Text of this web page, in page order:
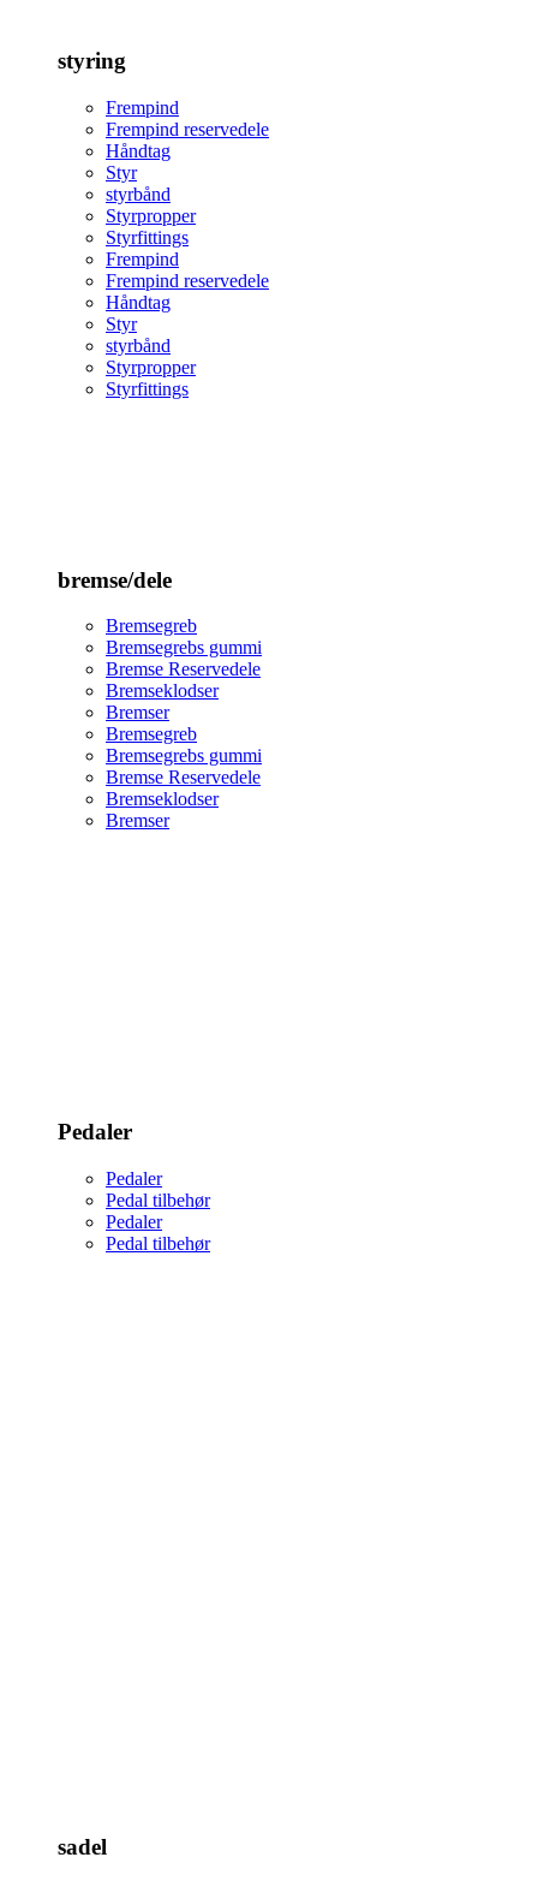
styring
Frempind
Frempind reservedele
Håndtag
Styr
styrbånd
Styrpropper
Styrfittings
Frempind
Frempind reservedele
Håndtag
Styr
styrbånd
Styrpropper
Styrfittings
bremse/dele
Bremsegreb
Bremsegrebs gummi
Bremse Reservedele
Bremseklodser
Bremser
Bremsegreb
Bremsegrebs gummi
Bremse Reservedele
Bremseklodser
Bremser
Pedaler
Pedaler
Pedal tilbehør
Pedaler
Pedal tilbehør
sadel